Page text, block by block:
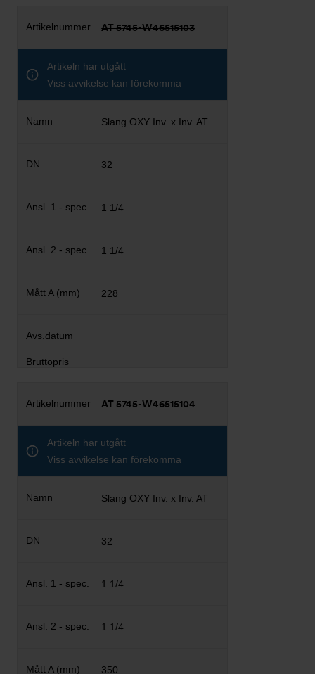
AT 5745-W46515103
Artikeln har utgått
Viss avvikelse kan förekomma
Slang OXY Inv. x Inv. AT
32
1 1/4
1 1/4
228
AT 5745-W46515104
Artikeln har utgått
Viss avvikelse kan förekomma
Slang OXY Inv. x Inv. AT
32
1 1/4
1 1/4
350